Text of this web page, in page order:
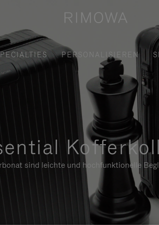
PERSONALISIEREN
sind leichte und hochfunktionelle